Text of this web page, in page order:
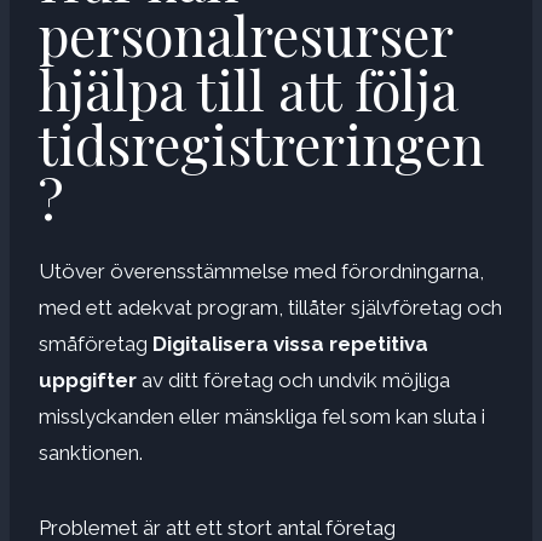
personalresurser
hjälpa till att följa
tidsregistreringen
?
Utöver överensstämmelse med förordningarna,
med ett adekvat program, tillåter självföretag och
småföretag Digitalisera vissa repetitiva
uppgifter av ditt företag och undvik möjliga
misslyckanden eller mänskliga fel som kan sluta i
sanktionen.
Problemet är att ett stort antal företag